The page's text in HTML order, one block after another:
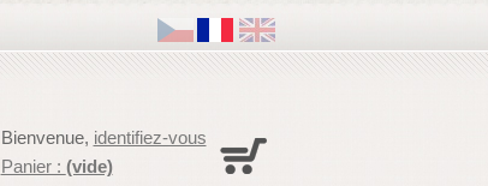
Bienvenue, identifiez-vous
Panier : (vide)
Aucun produit